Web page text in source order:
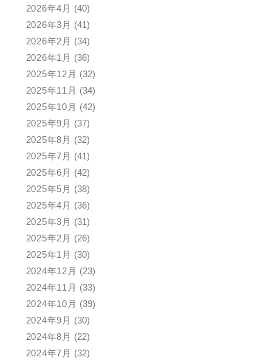
2026年4月 (40)
2026年3月 (41)
2026年2月 (34)
2026年1月 (36)
2025年12月 (32)
2025年11月 (34)
2025年10月 (42)
2025年9月 (37)
2025年8月 (32)
2025年7月 (41)
2025年6月 (42)
2025年5月 (38)
2025年4月 (36)
2025年3月 (31)
2025年2月 (26)
2025年1月 (30)
2024年12月 (23)
2024年11月 (33)
2024年10月 (39)
2024年9月 (30)
2024年8月 (22)
2024年7月 (32)